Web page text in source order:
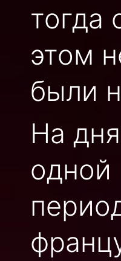
тогда
этом
были
На
одной